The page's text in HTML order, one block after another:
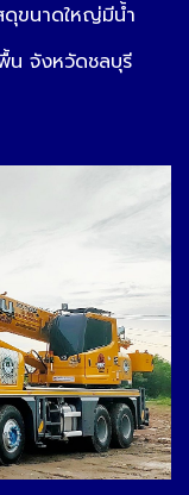
ขนาดใหญ่มีน้ำ
น จังหวัดชลบุรี